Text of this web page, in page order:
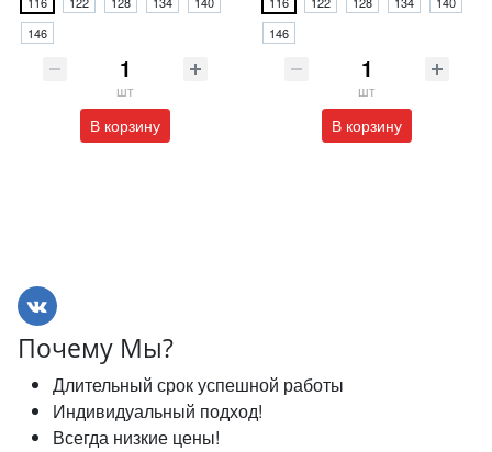
146
шт
В корзину
146
шт
В корзину
Почему Мы?
Длительный срок успешной работы
Индивидуальный подход!
Всегда низкие цены!